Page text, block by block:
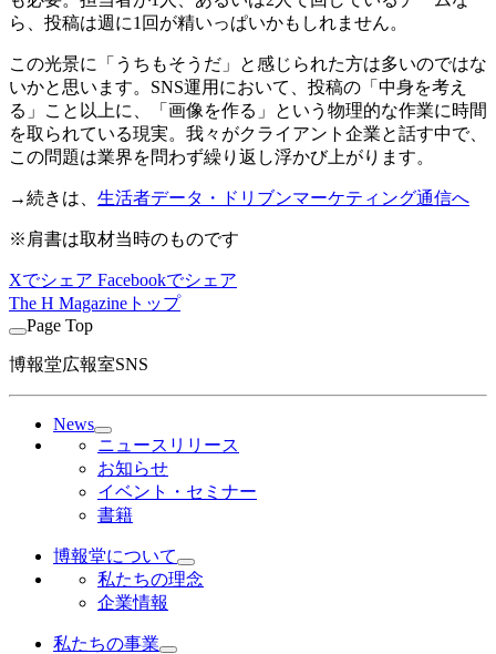
ら、投稿は週に1回が精いっぱいかもしれません。
この光景に「うちもそうだ」と感じられた方は多いのではな
いかと思います。SNS運用において、投稿の「中身を考え
る」こと以上に、「画像を作る」という物理的な作業に時間
を取られている現実。我々がクライアント企業と話す中で、
この問題は業界を問わず繰り返し浮かび上がります。
→続きは、 生活者データ・ドリブンマーケティング通信へ
※肩書は取材当時のものです
Xでシェア Facebookでシェア
The H Magazineトップ
Page Top
博報堂広報室SNS
News
ニュースリリース
お知らせ
イベント・セミナー
書籍
博報堂について
私たちの理念
企業情報
私たちの事業